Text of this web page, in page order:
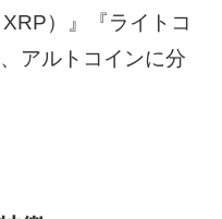
）』『ライトコ
アルトコインに分